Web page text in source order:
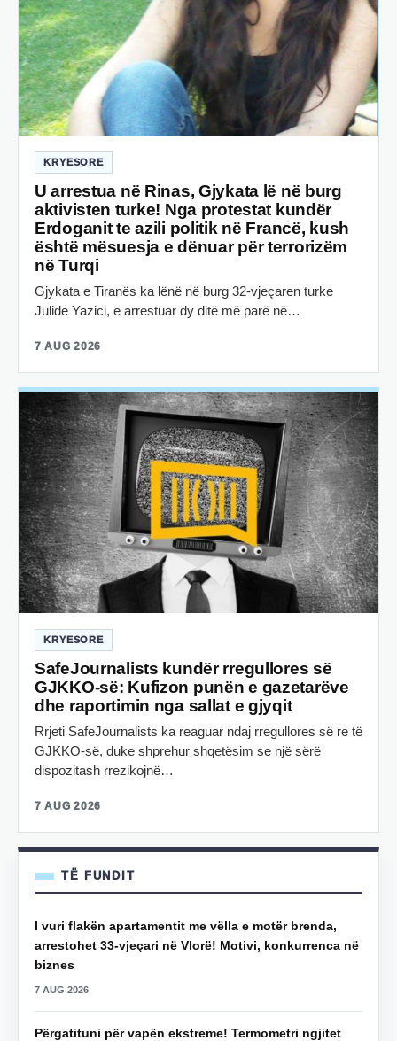
KRYESORE
U arrestua në Rinas, Gjykata lë në burg
aktivisten turke! Nga protestat kundër
Erdoganit te azili politik në Francë, kush
është mësuesja e dënuar për terrorizëm
në Turqi
Gjykata e Tiranës ka lënë në burg 32-vjeçaren turke
Julide Yazici, e arrestuar dy ditë më parë në…
7 AUG 2026
KRYESORE
SafeJournalists kundër rregullores së
GJKKO-së: Kufizon punën e gazetarëve
dhe raportimin nga sallat e gjyqit
Rrjeti SafeJournalists ka reaguar ndaj rregullores së re të
GJKKO-së, duke shprehur shqetësim se një sërë
dispozitash rrezikojnë…
7 AUG 2026
TË FUNDIT
I vuri flakën apartamentit me vëlla e motër brenda,
arrestohet 33-vjeçari në Vlorë! Motivi, konkurrenca në
biznes
7 AUG 2026
Përgatituni për vapën ekstreme! Termometri ngjitet